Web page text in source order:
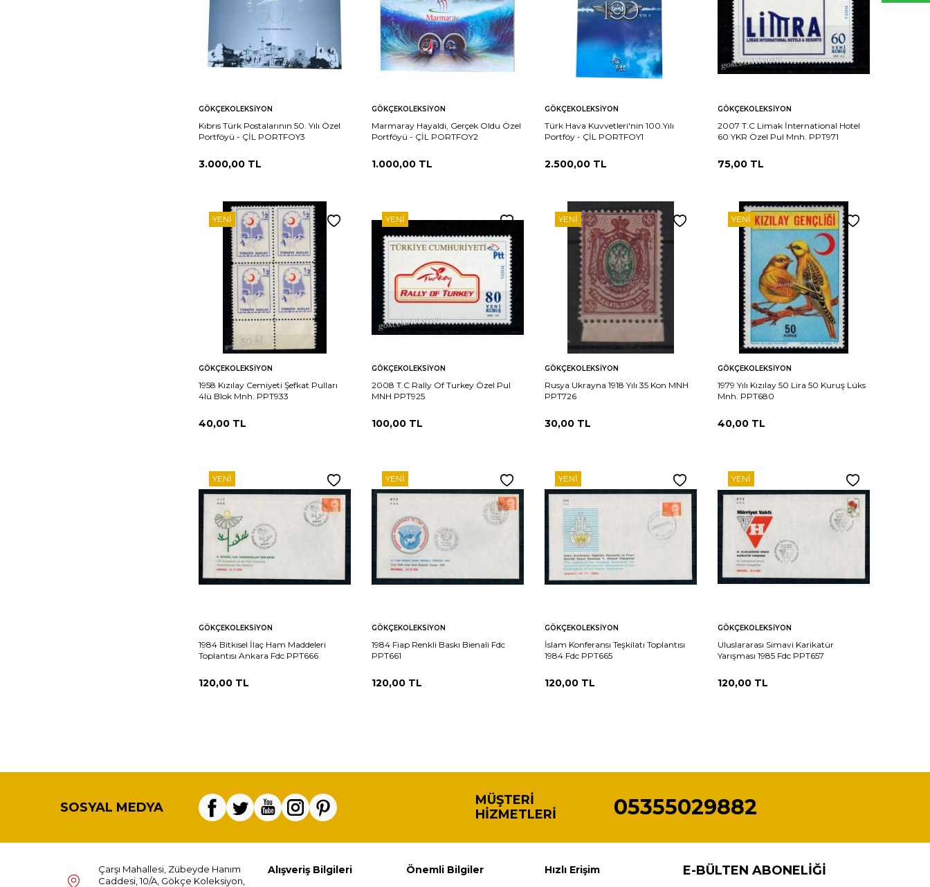
Sepete
Ekle
GÖKÇEKOLEKSIYON
Kıbrıs Türk Postalarının 50. Yılı Özel
Portföyü - ÇİL PORTFOY3
3.000,00 TL
Sepete
Ekle
GÖKÇEKOLEKSIYON
Marmaray Hayaldi, Gerçek Oldu Özel
Portföyü - ÇİL PORTFOY2
1.000,00 TL
Sepete
Ekle
GÖKÇEKOLEKSIYON
Türk Hava Kuvvetleri'nin 100.Yılı
Portföy - ÇİL PORTFOY1
2.500,00 TL
Sepete
Ekle
GÖKÇEKOLEKSIYON
2007 T.C Limak İnternational Hotel
60 YKR Özel Pul Mnh. PPT971
75,00 TL
YENI
Sepete
Ekle
GÖKÇEKOLEKSIYON
1958 Kızılay Cemiyeti Şefkat Pulları
4lü Blok Mnh. PPT933
40,00 TL
YENI
Sepete
Ekle
GÖKÇEKOLEKSIYON
2008 T.C Rally Of Turkey Özel Pul
MNH PPT925
100,00 TL
YENI
Sepete
Ekle
GÖKÇEKOLEKSIYON
Rusya Ukrayna 1918 Yılı 35 Kon MNH
PPT726
30,00 TL
YENI
Sepete
Ekle
GÖKÇEKOLEKSIYON
1979 Yılı Kızılay 50 Lira 50 Kuruş Lüks
Mnh. PPT680
40,00 TL
YENI
Sepete
Ekle
GÖKÇEKOLEKSIYON
1984 Bitkisel İlaç Ham Maddeleri
Toplantısı Ankara Fdc PPT666
120,00 TL
YENI
Sepete
Ekle
GÖKÇEKOLEKSIYON
1984 Fiap Renkli Baskı Bienali Fdc
PPT661
120,00 TL
YENI
Sepete
Ekle
GÖKÇEKOLEKSIYON
İslam Konferansı Teşkilatı Toplantısı
1984 Fdc PPT665
120,00 TL
YENI
Sepete
Ekle
GÖKÇEKOLEKSIYON
Uluslararası Simavi Karikatür
Yarışması 1985 Fdc PPT657
120,00 TL
SOSYAL MEDYA
MÜŞTERI
HIZMETLERI
05355029882
Çarşı Mahallesi, Zübeyde Hanım
Caddesi, 10/A, Gökçe Koleksiyon,
Alışveriş Bilgileri Önemli Bilgiler Hızlı Erişim E-BÜLTEN ABONELIĞI